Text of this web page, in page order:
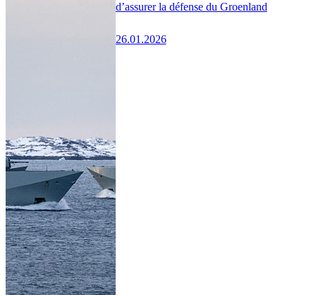
d’assurer la défense du Groenland
26.01.2026